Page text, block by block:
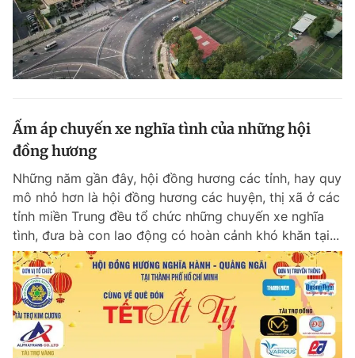
Hotline
0906 645 777
Liên hệ quảng cáo
0908 780 404
Đặt báo Quảng cáo RSS Tòa soạn Chính sách bảo
Phó tổng biên tập: Lâm Hiếu Dũng
Phó tổng biên tập: Trần Việt Hưng
Tổng thư ký tòa soạn: Đức Trung
Giấy phép xuất bản số 110/GP - BTTTT cấp ngày 24.3.2020
© 2003-2026 Bản quyền thuộc về Báo Thanh Niên. Cấm sao chép
dưới mọi hình thức nếu không có sự chấp thuận bằng văn bản.
Phát triển bởi ePi Technologies, JSC.
Ấm áp chuyến xe nghĩa tình của những hội
đồng hương
Những năm gần đây, hội đồng hương các tỉnh, hay quy
mô nhỏ hơn là hội đồng hương các huyện, thị xã ở các
tỉnh miền Trung đều tổ chức những chuyến xe nghĩa
tình, đưa bà con lao động có hoàn cảnh khó khăn tại...